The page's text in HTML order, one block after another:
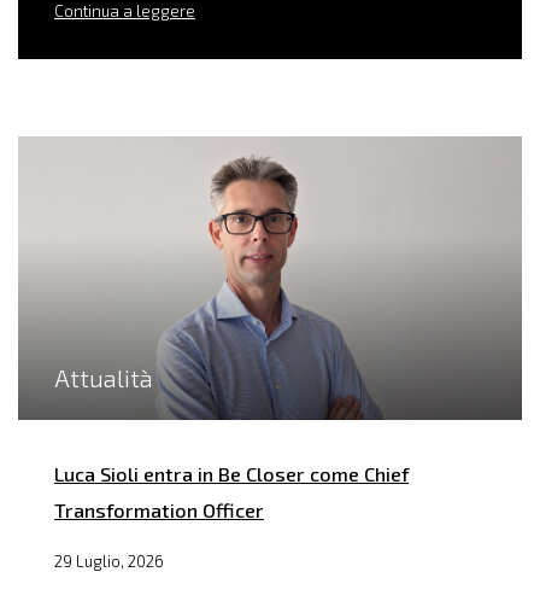
Continua a leggere
Attualità
Luca Sioli entra in Be Closer come Chief
Transformation Officer
29 Luglio, 2026